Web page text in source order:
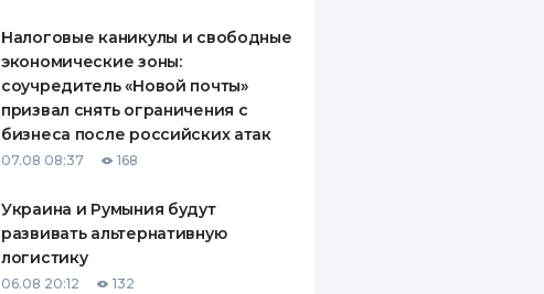
Налоговые каникулы и свободные
экономические зоны:
соучредитель «Новой почты»
призвал снять ограничения с
бизнеса после российских атак
07.08 08:37 168
Украина и Румыния будут
развивать альтернативную
логистику
06.08 20:12 132